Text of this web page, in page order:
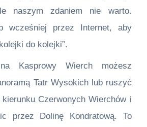
naszym zdaniem nie warto.
wcześniej przez Internet, aby
do kolejki”.
Kasprowy Wierch możesz
Tatr Wysokich lub ruszyć
Czerwonych Wierchów i
przez Dolinę Kondratową. To